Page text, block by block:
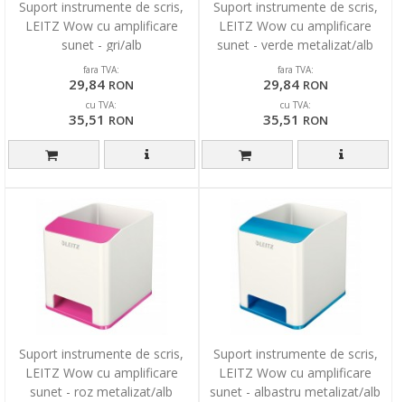
Suport instrumente de scris,
LEITZ Wow cu amplificare
sunet - gri/alb
fara TVA:
29,84 RON
cu TVA:
35,51 RON
Suport instrumente de scris,
LEITZ Wow cu amplificare
sunet - verde metalizat/alb
fara TVA:
29,84 RON
cu TVA:
35,51 RON
Suport instrumente de scris,
LEITZ Wow cu amplificare
sunet - roz metalizat/alb
Suport instrumente de scris,
LEITZ Wow cu amplificare
sunet - albastru metalizat/alb